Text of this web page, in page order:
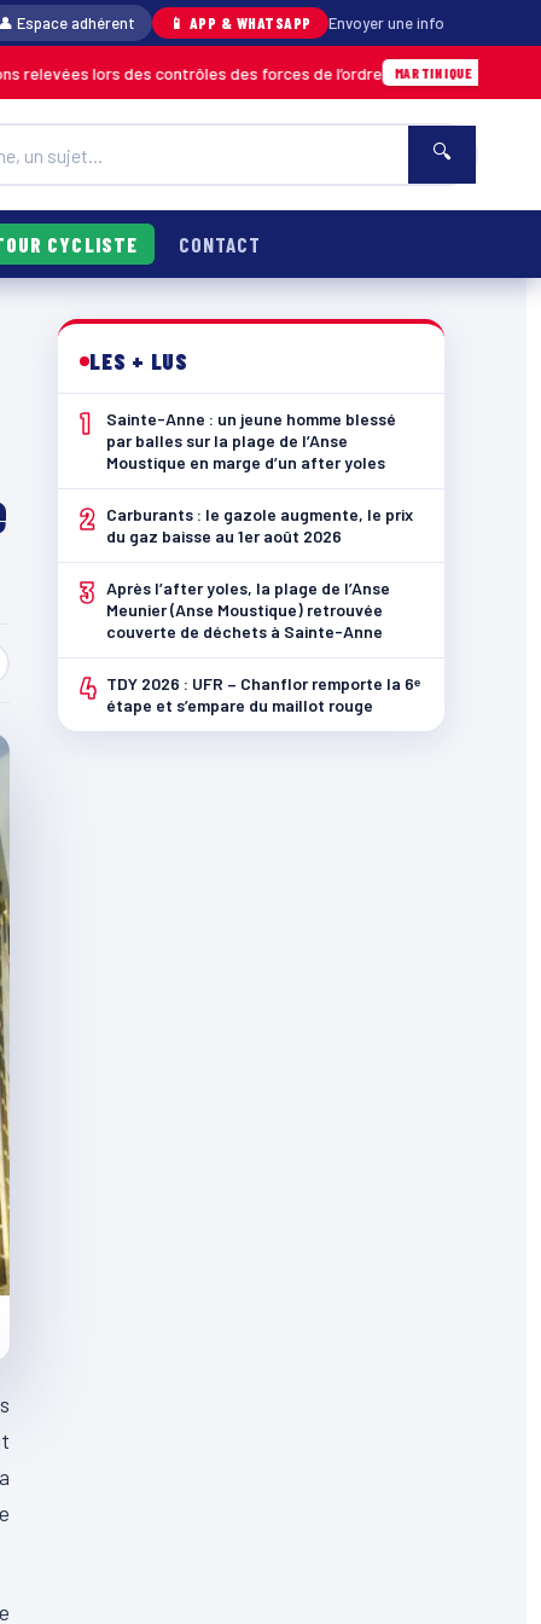
👤 Espace adhérent 📱 APP & WHATSAPP Envoyer une info
des contrôles des forces de l’ordre MARTINIQUE 04/08 · 11h06
🔍
CYCLISTE CONTACT
LES + LUS
1
Sainte-Anne : un jeune homme blessé
par balles sur la plage de l’Anse
Moustique en marge d’un after yoles
2
Carburants : le gazole augmente, le prix
du gaz baisse au 1er août 2026
3 Après l’after yoles, la plage de l’Anse
Meunier (Anse Moustique) retrouvée
couverte de déchets à Sainte-Anne
4 TDY 2026 : UFR – Chanflor remporte la 6ᵉ
étape et s’empare du maillot rouge